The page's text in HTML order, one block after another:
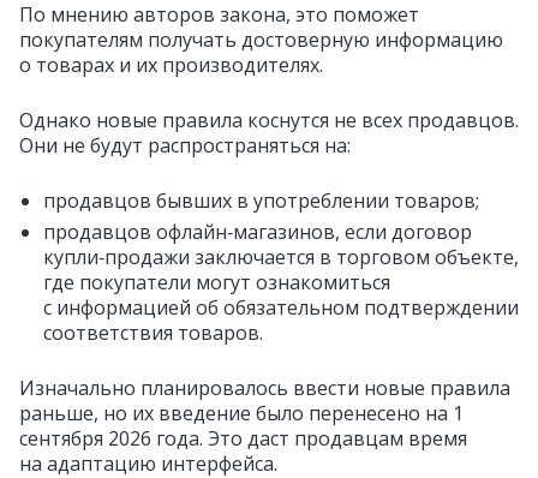
По мнению авторов закона, это поможет
покупателям получать достоверную информацию
о товарах и их производителях.
Однако новые правила коснутся не всех продавцов.
Они не будут распространяться на:
продавцов бывших в употреблении товаров;
продавцов офлайн‑магазинов, если договор
купли‑продажи заключается в торговом объекте,
где покупатели могут ознакомиться
с информацией об обязательном подтверждении
соответствия товаров.
Изначально планировалось ввести новые правила
раньше, но их введение было перенесено на 1
сентября 2026 года. Это даст продавцам время
на адаптацию интерфейса.